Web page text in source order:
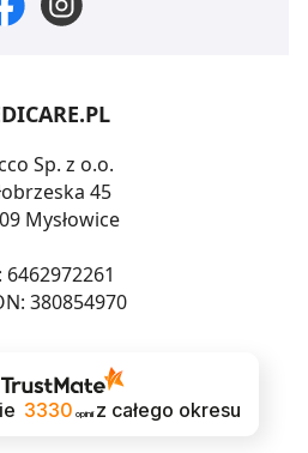
Sp. z o.o.
45
Mysłowice
6462972261
380854970
3330 opinii z całego okresu